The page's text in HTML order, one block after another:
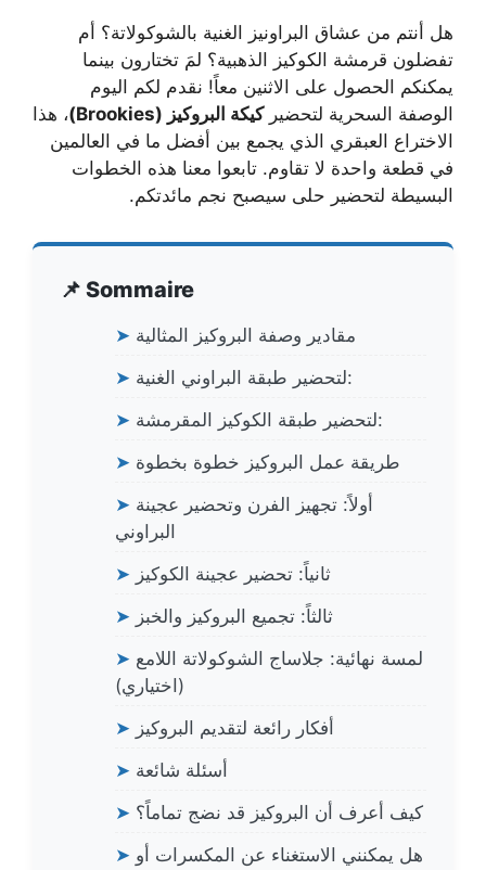
هل أنتم من عشاق البراونيز الغنية بالشوكولاتة؟ أم
تفضلون قرمشة الكوكيز الذهبية؟ لمَ تختارون بينما
يمكنكم الحصول على الاثنين معاً! نقدم لكم اليوم
الوصفة السحرية لتحضيركيكة البروكيز (Brookies)
، هذا
الاختراع العبقري الذي يجمع بين أفضل ما في العالمين
في قطعة واحدة لا تقاوم. تابعوا معنا هذه الخطوات
البسيطة لتحضير حلى سيصبح نجم مائدتكم.
📌 Sommaire
➤ مقادير وصفة البروكيز المثالية
➤
لتحضير طبقة البراوني الغنية:
➤
لتحضير طبقة الكوكيز المقرمشة:
➤ طريقة عمل البروكيز خطوة بخطوة
➤ أولاً: تجهيز الفرن وتحضير عجينة
البراوني
➤ ثانياً: تحضير عجينة الكوكيز
➤ ثالثاً: تجميع البروكيز والخبز
➤ لمسة نهائية: جلاساج الشوكولاتة اللامع
(اختياري)
➤ أفكار رائعة لتقديم البروكيز
➤ أسئلة شائعة
➤ كيف أعرف أن البروكيز قد نضج تماماً؟
➤ هل يمكنني الاستغناء عن المكسرات أو